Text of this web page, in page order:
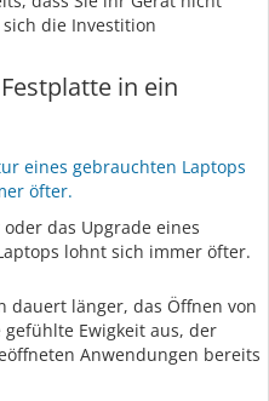
die Investition
in ein
das Upgrade eines
lohnt sich immer öfter.
dauert länger, das Öffnen von
Ewigkeit aus, der
Anwendungen bereits